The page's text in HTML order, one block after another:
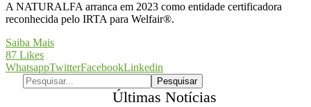
A NATURALFA arranca em 2023 como entidade certificadora
reconhecida pelo IRTA para Welfair®.
Saiba Mais
87 Likes
WhatsappTwitterFacebookLinkedin
Últimas Notícias